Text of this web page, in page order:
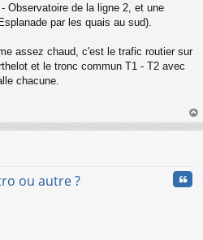
Observatoire de la ligne 2, et une
par les quais au sud).
assez chaud, c'est le trafic routier sur
et le tronc commun T1 - T2 avec
chacune.
au
ou autre ?